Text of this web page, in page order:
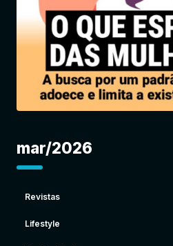
mar/2026
Revistas
Lifestyle